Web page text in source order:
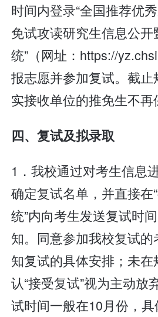
时间内登录“全国推荐优
免试攻读研究生信息公
统”（网址：https://
报志愿并参加复试。截
实接收单位的推免生不再
四、复试及拟录取
1．我校通过对考生信息
确定复试名单，并直接在
统”内向考生发送复试时
知。同意参加我校复试的
知复试的具体安排；未
认“接受复试”视为主动放
试时间一般在10月份，